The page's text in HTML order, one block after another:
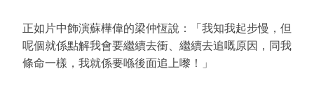
正如片中飾演蘇樺偉的梁仲恆說：「我知我起步慢，但
呢個就係點解我會要繼續去衝、繼續去追嘅原因，同我
條命一樣，我就係要喺後面追上嚟！」